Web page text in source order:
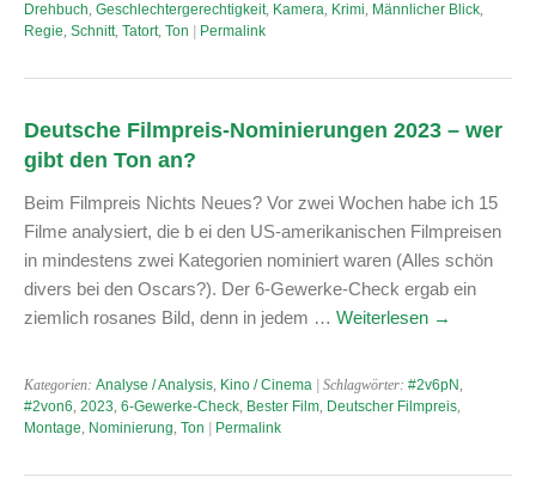
Drehbuch, Geschlechtergerechtigkeit, Kamera, Krimi, Männlicher Blick,
Regie, Schnitt, Tatort, Ton Permalink
Deutsche Filmpreis-Nominierungen 2023 – wer
gibt den Ton an?
Beim Filmpreis Nichts Neues? Vor zwei Wochen habe ich 15
Filme analysiert, die b ei den US-amerikanischen Filmpreisen
in mindestens zwei Kategorien nominiert waren (Alles schön
divers bei den Oscars?). Der 6-Gewerke-Check ergab ein
ziemlich rosanes Bild, denn in jedem … Weiterlesen →
Kategorien: Analyse / Analysis, Kino / Cinema | Schlagwörter: #2v6pN ,
#2von6, 2023, 6-Gewerke-Check, Bester Film, Deutscher Filmpreis,
Montage, Nominierung, Ton Permalink